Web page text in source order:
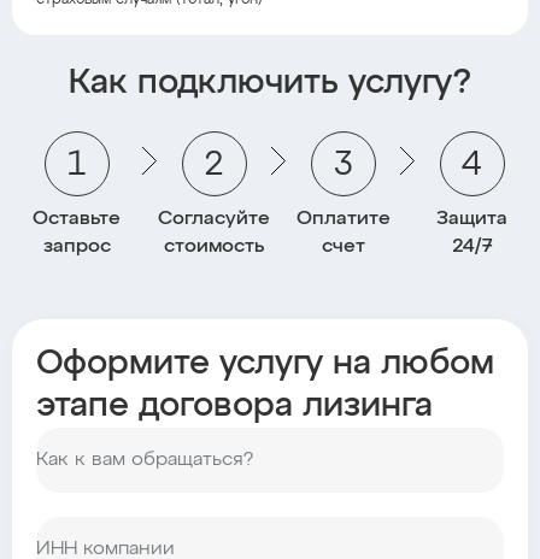
Как подключить услугу?
1
Оставьте
запрос
2
Согласуйте
стоимость
3
Оплатите
счет
4
Защита
24/7
Оформите услугу на любом
этапе договора лизинга